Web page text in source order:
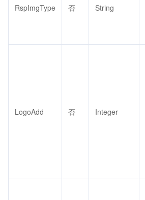
RspImgType 否 String
LogoAdd 否 Integer